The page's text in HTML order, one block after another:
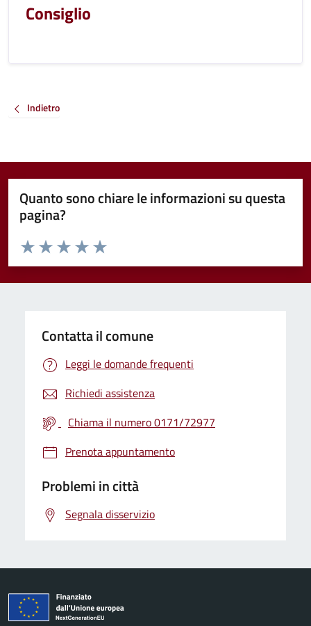
Consiglio
Indietro
Quanto sono chiare le informazioni su questa
pagina?
Valuta da 1 a 5 stelle la pagina
Valuta 5 stelle su 5
Valuta 4 stelle su 5
Valuta 3 stelle su 5
Valuta 2 stelle su 5
Valuta 1 stelle su 5
Contatta il comune
Leggi le domande frequenti
Richiedi assistenza
Chiama il numero 0171/72977
Prenota appuntamento
Problemi in città
Segnala disservizio